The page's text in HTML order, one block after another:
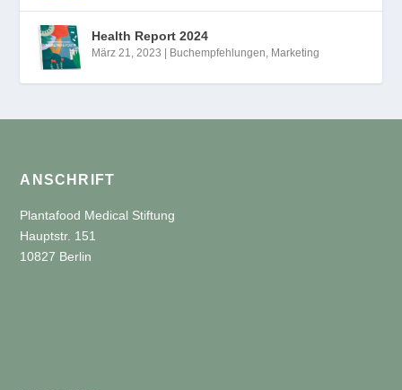
Health Report 2024
März 21, 2023 Buchempfehlungen, Marketing
ANSCHRIFT
Plantafood Medical Stiftung
Hauptstr. 151
10827 Berlin